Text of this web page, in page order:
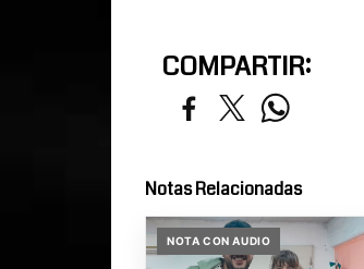
COMPARTIR:
Notas Relacionadas
NOTA CON AUDIO